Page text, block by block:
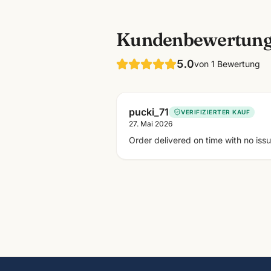
5.0von 1 Bewertung
pucki_71 VERIFIZIERTER KAUF
27. Mai 2026
Order delivered on time with no